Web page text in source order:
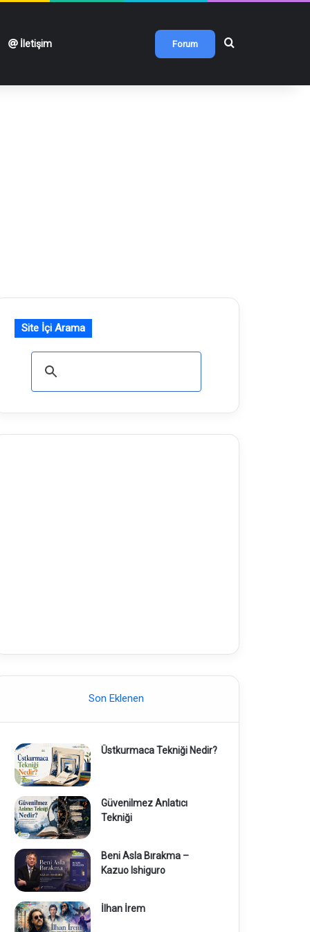
İletişim Forum Arama yap ...
Site İçi Arama
Son Eklenen
Üstkurmaca Tekniği Nedir?
Güvenilmez Anlatıcı
Tekniği
Beni Asla Bırakma –
Kazuo Ishiguro
İlhan İrem